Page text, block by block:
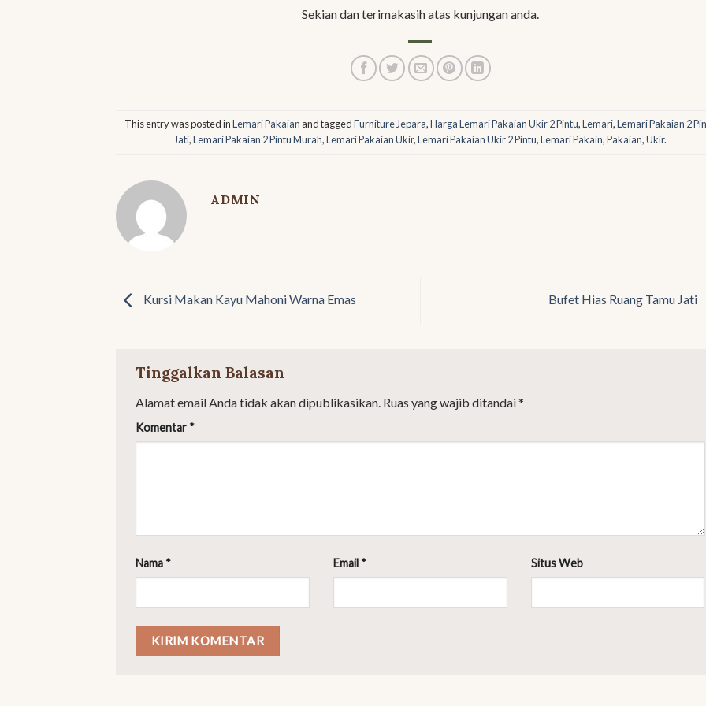
Sekian dan terimakasih atas kunjungan anda.
This entry was posted inLemari Pakaian and taggedFurniture Jepara,Harga Lemari Pakaian Ukir 2 Pintu,Lemari,Lemari Pakaian 2
Jati,Lemari Pakaian 2 Pintu Murah,Lemari Pakaian Ukir,Lemari Pakaian Ukir 2 Pintu,Lemari Pakain,Pakaian,Ukir.
ADMIN
Kursi Makan Kayu Mahoni Warna Emas Bufet Hias Ruang Tamu Jati
Tinggalkan Balasan
Alamat email Anda tidak akan dipublikasikan. Ruas yang wajib ditandai*
Komentar *
Nama * Email * Situs Web